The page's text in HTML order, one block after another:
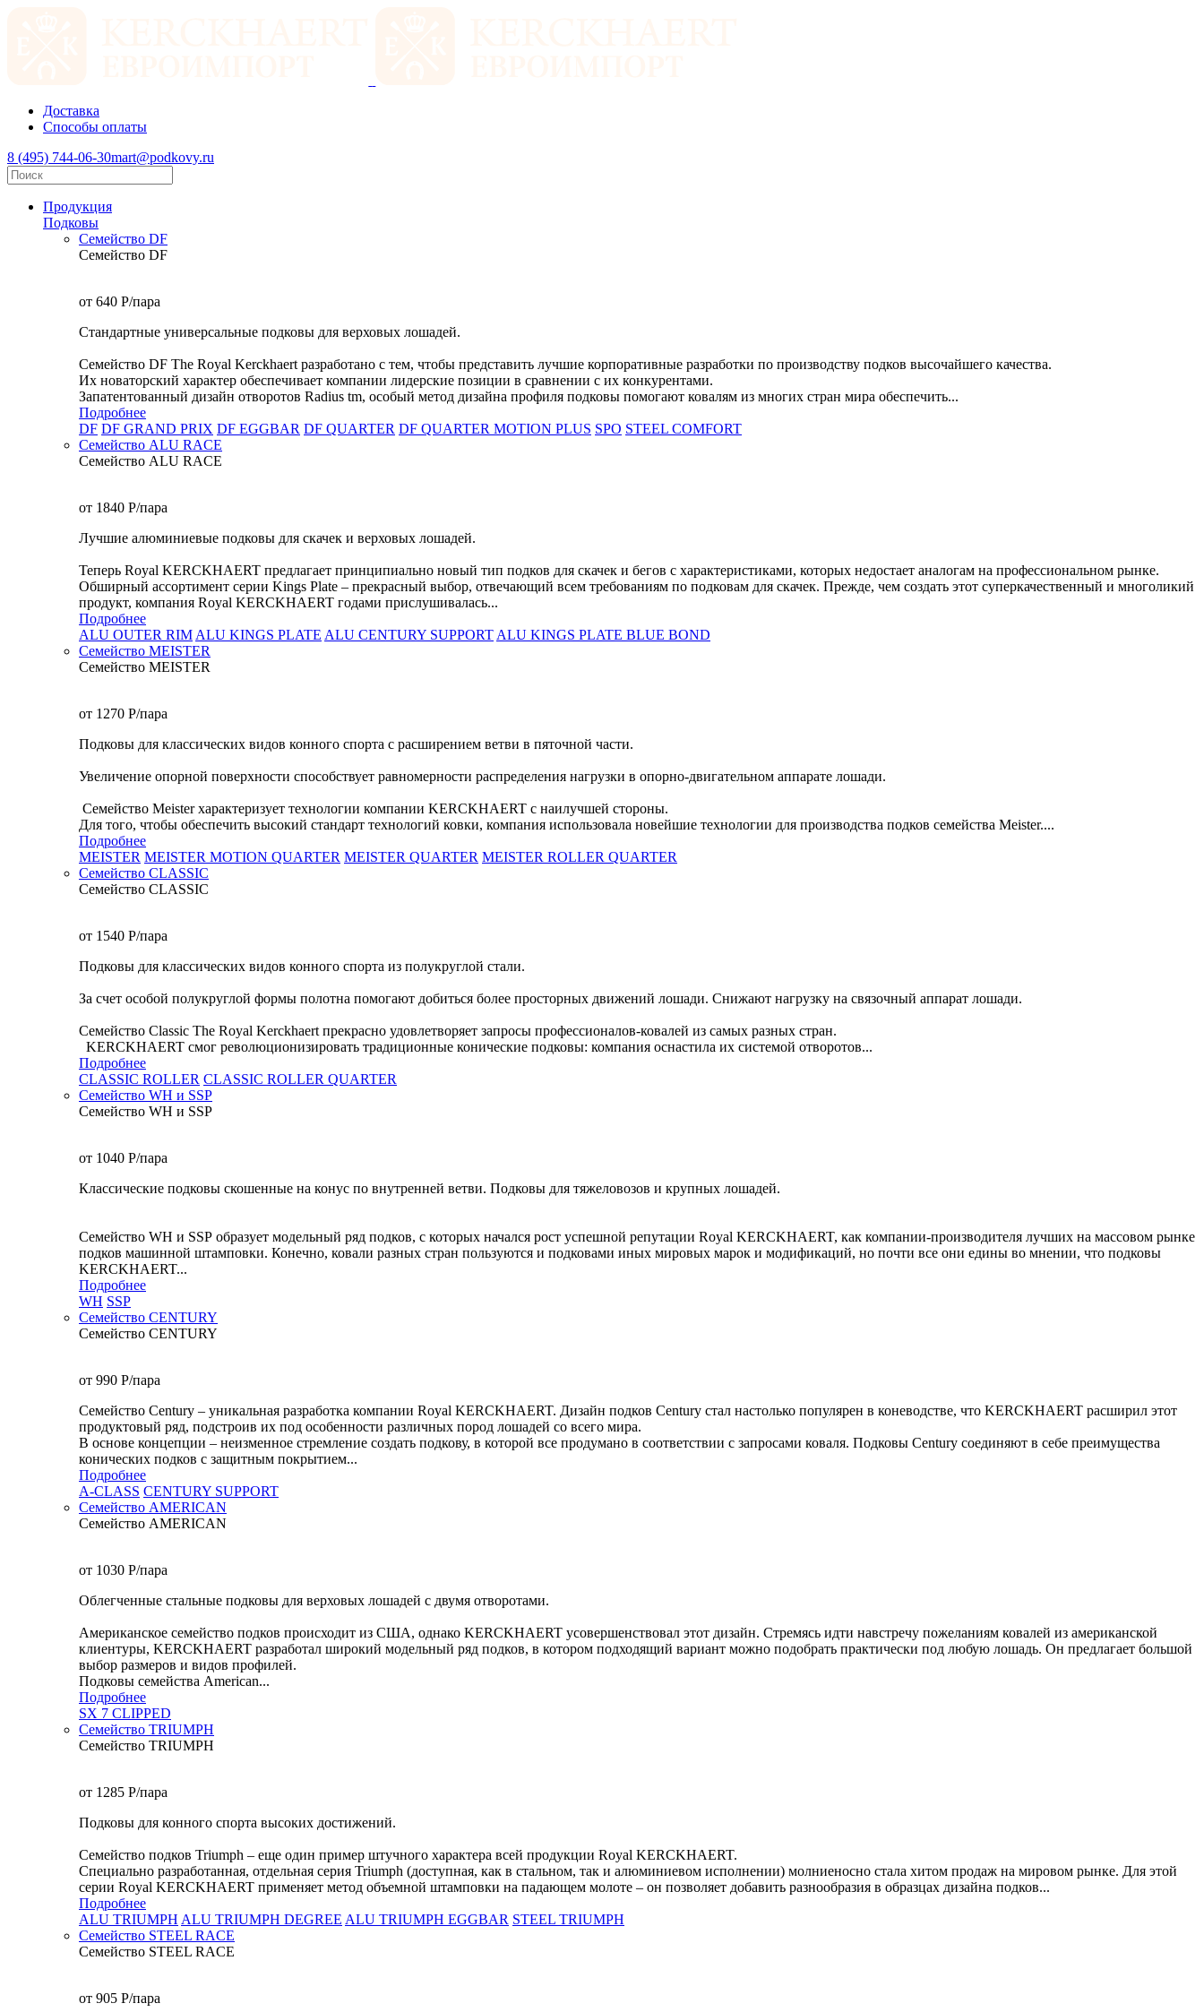
Доставка
Способы оплаты
8 (495) 744-06-30mart@podkovy.ru
Продукция
Подковы
Семейство DF
Семейство DF
от 640 P/пара
Стандартные универсальные подковы для верховых лошадей.
Семейство DF The Royal Kerckhaert разработано с тем, чтобы представить лучшие корпоративные разработки по производству подков высочайшего качества.
Их новаторский характер обеспечивает компании лидерские позиции в сравнении с их конкурентами.
Запатентованный дизайн отворотов Radius tm, особый метод дизайна профиля подковы помогают ковалям из многих стран мира обеспечить...
Подробнее
DF DF GRAND PRIX DF EGGBAR DF QUARTER DF QUARTER MOTION PLUS SPO STEEL COMFORT
Семейство ALU RACE
Семейство ALU RACE
от 1840 P/пара
Лучшие алюминиевые подковы для скачек и верховых лошадей.
Теперь Royal KERCKHAERT предлагает принципиально новый тип подков для скачек и бегов с характеристиками, которых недостает аналогам на профессиональном рынке.
Обширный ассортимент серии Kings Plate – прекрасный выбор, отвечающий всем требованиям по подковам для скачек. Прежде, чем создать этот суперкачественный и многоликий
продукт, компания Royal KERCKHAERT годами прислушивалась...
Подробнее
ALU OUTER RIM ALU KINGS PLATE ALU CENTURY SUPPORT ALU KINGS PLATE BLUE BOND
Семейство МEISTER
Семейство МEISTER
от 1270 P/пара
Подковы для классических видов конного спорта с расширением ветви в пяточной части.
Увеличение опорной поверхности способствует равномерности распределения нагрузки в опорно-двигательном аппарате лошади.
Семейство Meister характеризует технологии компании KERCKHAERT с наилучшей стороны.
Для того, чтобы обеспечить высокий стандарт технологий ковки, компания использовала новейшие технологии для производства подков семейства Meister....
Подробнее
MEISTER MEISTER MOTION QUARTER MEISTER QUARTER MEISTER ROLLER QUARTER
Семейство CLASSIC
Семейство CLASSIC
от 1540 P/пара
Подковы для классических видов конного спорта из полукруглой стали.
За счет особой полукруглой формы полотна помогают добиться более просторных движений лошади. Снижают нагрузку на связочный аппарат лошади.
Семейство Classic The Royal Kerckhaert прекрасно удовлетворяет запросы профессионалов-ковалей из самых разных стран.
KERCKHAERT смог революционизировать традиционные конические подковы: компания оснастила их системой отворотов...
Подробнее
CLASSIC ROLLER CLASSIC ROLLER QUARTER
Семейство WH и SSP
Семейство WH и SSP
от 1040 P/пара
Классические подковы скошенные на конус по внутренней ветви. Подковы для тяжеловозов и крупных лошадей.
Семейство WH и SSP образует модельный ряд подков, с которых начался рост успешной репутации Royal KERCKHAERT, как компании-производителя лучших на массовом рынке
подков машинной штамповки. Конечно, ковали разных стран пользуются и подковами иных мировых марок и модификаций, но почти все они едины во мнении, что подковы
KERCKHAERT...
Подробнее
WH SSP
Семейство CENTURY
Семейство CENTURY
от 990 P/пара
Семейство Century – уникальная разработка компании Royal KERCKHAERT. Дизайн подков Century стал настолько популярен в коневодстве, что KERCKHAERT расширил этот
продуктовый ряд, подстроив их под особенности различных пород лошадей со всего мира.
В основе концепции – неизменное стремление создать подкову, в которой все продумано в соответствии с запросами коваля. Подковы Century cоединяют в себе преимущества
конических подков с защитным покрытием...
Подробнее
A-CLASS CENTURY SUPPORT
Семейство AMERICAN
Семейство AMERICAN
от 1030 P/пара
Облегченные стальные подковы для верховых лошадей с двумя отворотами.
Американское семейство подков происходит из США, однако KERCKHAERT усовершенствовал этот дизайн. Стремясь идти навстречу пожеланиям ковалей из американской
клиентуры, KERCKHAERT разработал широкий модельный ряд подков, в котором подходящий вариант можно подобрать практически под любую лошадь. Он предлагает большой
выбор размеров и видов профилей.
Подковы семейства American...
Подробнее
SX 7 CLIPPED
Семейство TRIUMPH
Семейство TRIUMPH
от 1285 P/пара
Подковы для конного спорта высоких достижений.
Семейство подков Triumph – еще один пример штучного характера всей продукции Royal KERCKHAERT.
Специально разработанная, отдельная серия Triumph (доступная, как в стальном, так и алюминиевом исполнении) молниеносно стала хитом продаж на мировом рынке. Для этой
серии Royal KERCKHAERT применяет метод объемной штамповки на падающем молоте – он позволяет добавить разнообразия в образцах дизайна подков...
Подробнее
ALU TRIUMPH ALU TRIUMPH DEGREE ALU TRIUMPH EGGBAR STEEL TRIUMPH
Семейство STEEL RACE
Семейство STEEL RACE
от 905 P/пара